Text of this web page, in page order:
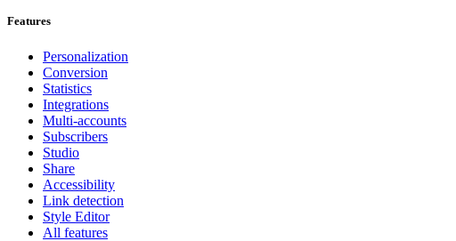
Features
Personalization
Conversion
Statistics
Integrations
Multi-accounts
Subscribers
Studio
Share
Accessibility
Link detection
Style Editor
All features